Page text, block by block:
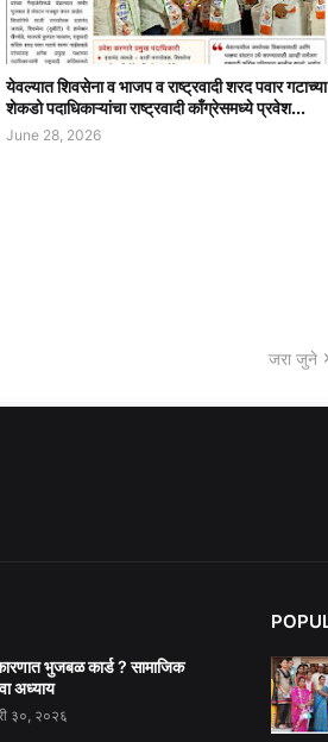
येवल्यात शिवसेना व भाजप व राष्ट्रवादी शरद पवार गटाच्या
शेकडो पदाधिकाऱ्यांचा राष्ट्रवादी काँग्रेसमध्ये प्रवेश...
June 28, 2026
जरा जुने
भुजबळ कार्ड ? सामाजिक
अध्याय
३०, २०२६